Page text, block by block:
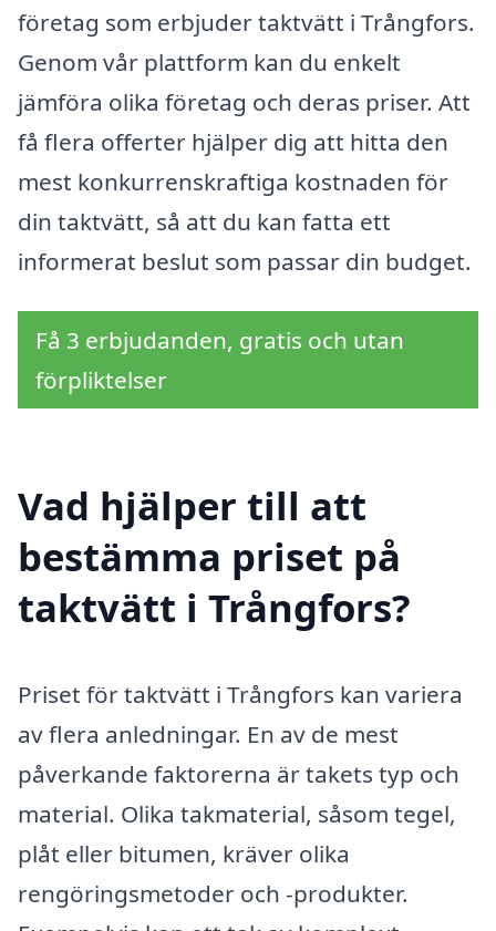
företag som erbjuder taktvätt i Trångfors.
Genom vår plattform kan du enkelt
jämföra olika företag och deras priser. Att
få flera offerter hjälper dig att hitta den
mest konkurrenskraftiga kostnaden för
din taktvätt, så att du kan fatta ett
informerat beslut som passar din budget.
Få 3 erbjudanden, gratis och utan
förpliktelser
Vad hjälper till att
bestämma priset på
taktvätt i Trångfors?
Priset för taktvätt i Trångfors kan variera
av flera anledningar. En av de mest
påverkande faktorerna är takets typ och
material. Olika takmaterial, såsom tegel,
plåt eller bitumen, kräver olika
rengöringsmetoder och -produkter.